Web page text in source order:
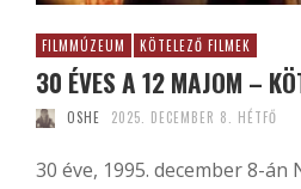
FILMMÚZEUM KÖTELEZŐ FILMEK
30 ÉVES A 12 MAJOM –
OSHE 2025. DECEMBER 8. HÉTFŐ
30 éve, 1995. december 8-án